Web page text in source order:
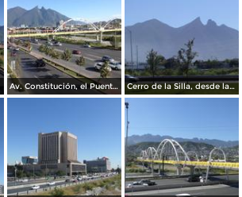
Av. Constitución, el Puente del Papa y el cerro de La Silla. Diciembre/2016 Cerro de la Silla, desde la Clínica IMSS 23 Ginecología